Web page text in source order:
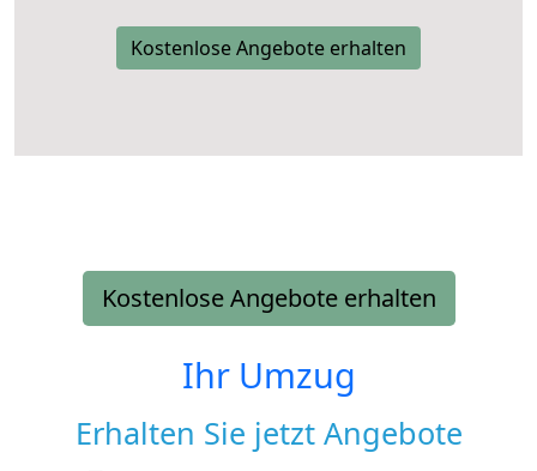
Kostenlose Angebote erhalten
Kostenlose Angebote erhalten
Ihr Umzug
Erhalten Sie jetzt Angebote